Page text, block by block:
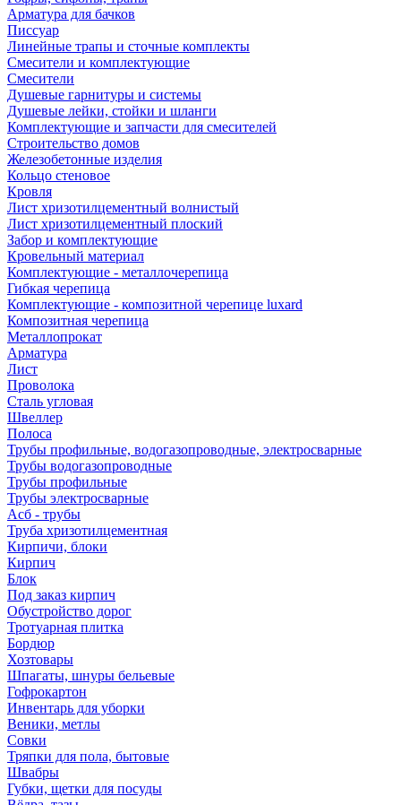
Арматура для бачков
Писсуар
Линейные трапы и сточные комплекты
Смесители и комплектующие
Смесители
Душевые гарнитуры и системы
Душевые лейки, стойки и шланги
Комплектующие и запчасти для смесителей
Строительство домов
Железобетонные изделия
Кольцо стеновое
Кровля
Лист хризотилцементный волнистый
Лист хризотилцементный плоский
Забор и комплектующие
Кровельный материал
Комплектующие - металлочерепица
Гибкая черепица
Комплектующие - композитной черепице luxard
Композитная черепица
Металлопрокат
Арматура
Лист
Проволока
Сталь угловая
Швеллер
Полоса
Трубы профильные, водогазопроводные, электросварные
Трубы водогазопроводные
Трубы профильные
Трубы электросварные
Асб - трубы
Труба хризотилцементная
Кирпичи, блоки
Кирпич
Блок
Под заказ кирпич
Обустройство дорог
Тротуарная плитка
Бордюр
Хозтовары
Шпагаты, шнуры бельевые
Гофрокартон
Инвентарь для уборки
Веники, метлы
Совки
Тряпки для пола, бытовые
Швабры
Губки, щетки для посуды